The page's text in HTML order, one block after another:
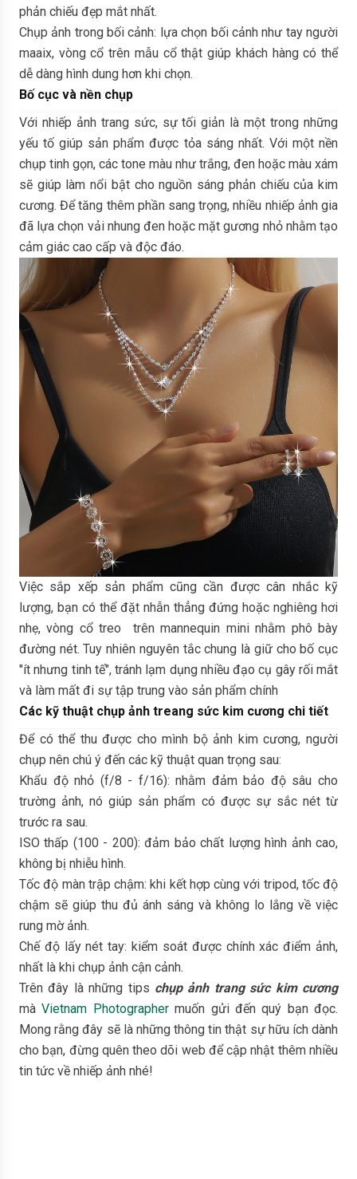
phản chiếu đẹp mắt nhất.
Chụp ảnh trong bối cảnh: lựa chọn bối cảnh như tay người
maaix, vòng cổ trên mẫu cổ thật giúp khách hàng có thể
dễ dàng hình dung hơn khi chọn.
Bố cục và nền chụp
Với nhiếp ảnh trang sức, sự tối giản là một trong những
yếu tố giúp sản phẩm được tỏa sáng nhất. Với một nền
chụp tinh gọn, các tone màu như trắng, đen hoặc màu xám
sẽ giúp làm nổi bật cho nguồn sáng phản chiếu của kim
cương. Để tăng thêm phần sang trọng, nhiều nhiếp ảnh gia
đã lựa chọn vải nhung đen hoặc mặt gương nhỏ nhằm tạo
cảm giác cao cấp và độc đáo.
Việc sắp xếp sản phẩm cũng cần được cân nhắc kỹ
lượng, bạn có thể đặt nhẫn thẳng đứng hoặc nghiêng hơi
nhẹ, vòng cổ treo trên mannequin mini nhằm phô bày
đường nét. Tuy nhiên nguyên tắc chung là giữ cho bố cục
"ít nhưng tinh tế", tránh lạm dụng nhiều đạo cụ gây rối mắt
và làm mất đi sự tập trung vào sản phẩm chính
Các kỹ thuật chụp ảnh treang sức kim cương chi tiết
Để có thể thu được cho mình bộ ảnh kim cương, người
chụp nên chú ý đến các kỹ thuật quan trọng sau:
Khẩu độ nhỏ (f/8 - f/16): nhằm đảm bảo độ sâu cho
trường ảnh, nó giúp sản phẩm có được sự sắc nét từ
trước ra sau.
ISO thấp (100 - 200): đảm bảo chất lượng hình ảnh cao,
không bị nhiễu hình.
Tốc độ màn trập chậm: khi kết hợp cùng với tripod, tốc độ
chậm sẽ giúp thu đủ ánh sáng và không lo lắng về việc
rung mờ ảnh.
Chế độ lấy nét tay: kiểm soát được chính xác điểm ảnh,
nhất là khi chụp ảnh cận cảnh.
Trên đây là những tips chụp ảnh trang sức kim cương
màVietnam Photographermuốn gửi đến quý bạn đọc.
Mong rằng đây sẽ là những thông tin thật sự hữu ích dành
cho bạn, đừng quên theo dõi web để cập nhật thêm nhiều
tin tức về nhiếp ảnh nhé!